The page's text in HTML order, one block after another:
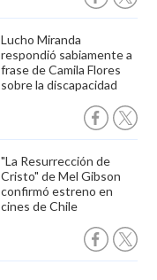
Lucho Miranda
respondió sabiamente a
frase de Camila Flores
sobre la discapacidad
"La Resurrección de
Cristo" de Mel Gibson
confirmó estreno en
cines de Chile